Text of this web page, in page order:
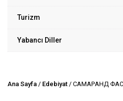
Turizm
Yabancı Diller
Ana Sayfa / Edebiyat / САМАРҚАНД